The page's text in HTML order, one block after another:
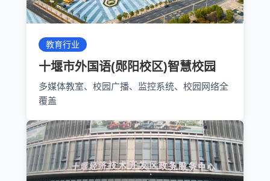
教育行业
十堰市外国语(郧阳校区)智慧校园
多媒体教室、校园广播、监控系统、校园网络全
覆盖